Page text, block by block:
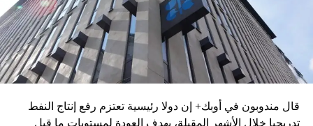
قال مندوبون في أوبك+ إن دولا رئيسية تعتزم رفع إنتاج النفط
تدريجيا خلال الأشهر المقبلة، بهدف العودة لمستويات ما قبل